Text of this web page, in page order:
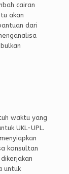
cairan
akan
dari
waktu yang
UKL-UPL.
konsultan
untuk